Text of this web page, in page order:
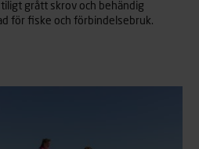
grått skrov och behändig
för fiske och förbindelsebruk.